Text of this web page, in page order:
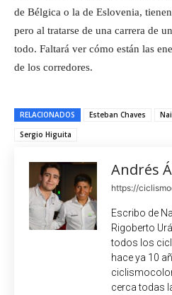
de Bélgica o la de Eslovenia,
pero al tratarse de una carrera de
todo. Faltará ver cómo están las
de los corredores.
RELACIONADOS Esteban Chaves
Sergio Higuita
Andrés
https://
Escribo de
Rigoberto
todos los
hace ya 10
cerca todas